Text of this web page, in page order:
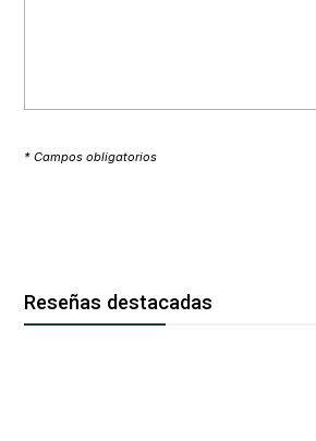
* Campos obligatorios
Reseñas destacadas